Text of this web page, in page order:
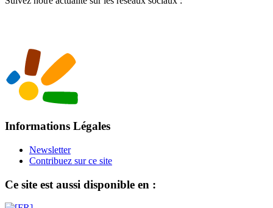
Informations Légales
Newsletter
Contribuez sur ce site
Ce site est aussi disponible en :